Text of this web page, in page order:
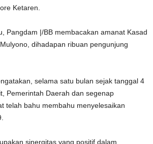
Ketaren.
Pangdam |/BB membacakan amanat Kasad
dihadapan ribuan pengunjung
selama satu bulan sejak tanggal 4
Pemerintah Daerah dan segenap
telah bahu membahu menyelesaikan
sinergitas yang positif dalam